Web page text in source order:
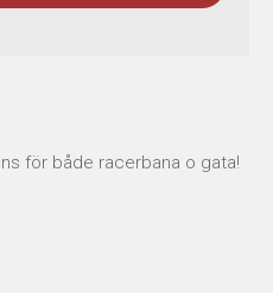
för både racerbana o gata!